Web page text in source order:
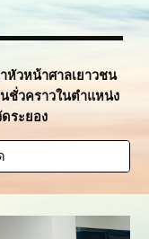
วหน้าศาลเยาวชน
ชั่วคราวในตำแหน่ง
ระยอง